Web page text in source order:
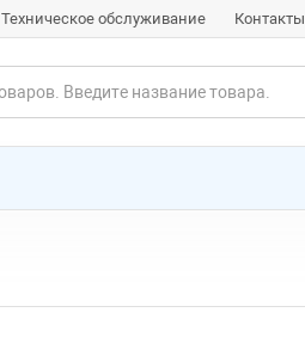
Техническое обслуживание Контакты